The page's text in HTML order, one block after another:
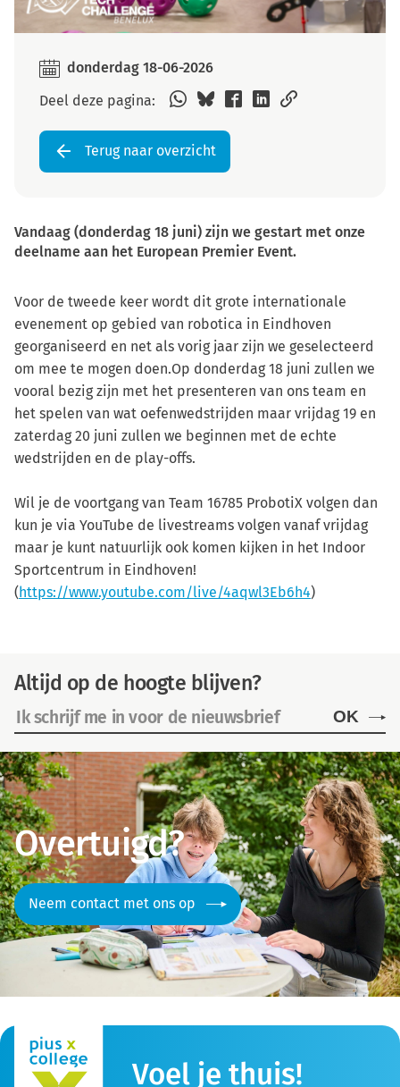
donderdag 18-06-2026
Deel deze pagina:
Terug naar overzicht
Vandaag (donderdag 18 juni) zijn we gestart met onze
deelname aan het European Premier Event.
Voor de tweede keer wordt dit grote internationale
evenement op gebied van robotica in Eindhoven
georganiseerd en net als vorig jaar zijn we geselecteerd
om mee te mogen doen.Op donderdag 18 juni zullen we
vooral bezig zijn met het presenteren van ons team en
het spelen van wat oefenwedstrijden maar vrijdag 19 en
zaterdag 20 juni zullen we beginnen met de echte
wedstrijden en de play-offs.
Wil je de voortgang van Team 16785 ProbotiX volgen dan
kun je via YouTube de livestreams volgen vanaf vrijdag
maar je kunt natuurlijk ook komen kijken in het Indoor
Sportcentrum in Eindhoven!
(https://www.youtube.com/live/4aqwl3Eb6h4)
Altijd op de hoogte blijven?
OK
Overtuigd?
Neem contact met ons op
Voel je thuis!